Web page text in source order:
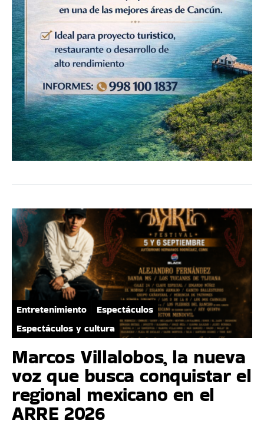
Entretenimiento
Espectáculos
Espectáculos y cultura
Marcos Villalobos, la nueva
voz que busca conquistar el
regional mexicano en el
ARRE 2026